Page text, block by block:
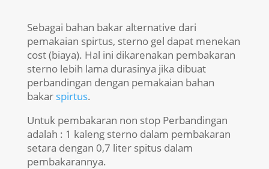
Sebagai bahan bakar alternative dari
pemakaian spirtus, sterno gel dapat menekan
cost (biaya). Hal ini dikarenakan pembakaran
sterno lebih lama durasinya jika dibuat
perbandingan dengan pemakaian bahan
bakar spirtus.
Untuk pembakaran non stop Perbandingan
adalah : 1 kaleng sterno dalam pembakaran
setara dengan 0,7 liter spitus dalam
pembakarannya.